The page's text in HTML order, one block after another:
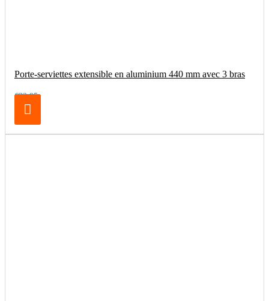
Porte-serviettes extensible en aluminium 440 mm avec 3 bras
€32.95